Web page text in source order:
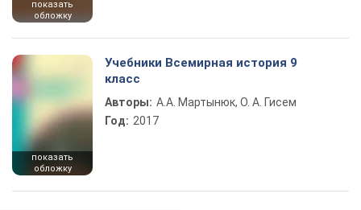
показать
обложку
показать
обложку
Учебники Всемирная история 9
класс
Авторы: А.А. Мартынюк, О. А. Гисем
Год: 2017